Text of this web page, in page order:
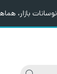
بازار،